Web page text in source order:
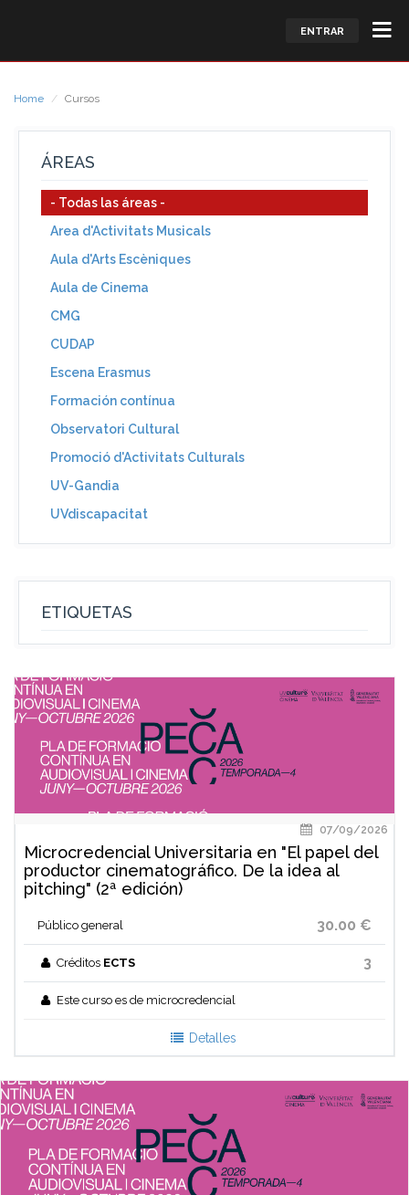
ENTRAR
Home Cursos
ÁREAS
- Todas las áreas -
Area d'Activitats Musicals
Aula d'Arts Escèniques
Aula de Cinema
CMG
CUDAP
Escena Erasmus
Formación contínua
Observatori Cultural
Promoció d'Activitats Culturals
UV-Gandia
UVdiscapacitat
ETIQUETAS
07/09/2026
Microcredencial Universitaria en "El papel del
productor cinematográfico. De la idea al
pitching" (2ª edición)
Público general 30.00 €
Créditos ECTS 3
Este curso es de microcredencial
Detalles